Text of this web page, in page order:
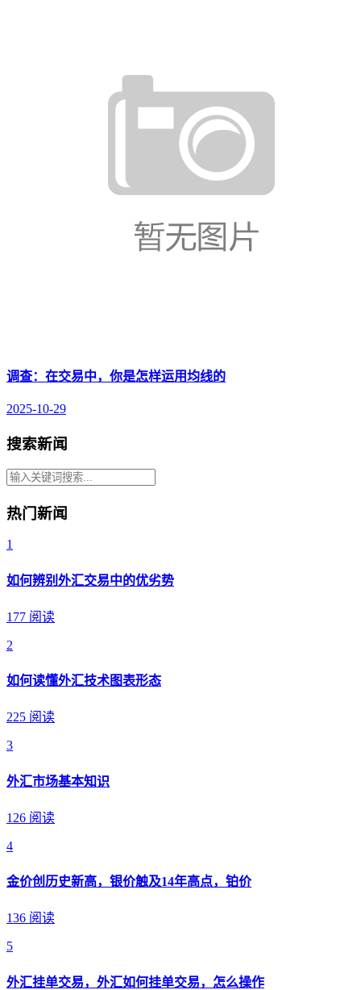
调查：在交易中，你是怎样运用均线的
2025-10-29
搜索新闻
热门新闻
1
如何辨别外汇交易中的优劣势
177 阅读
2
如何读懂外汇技术图表形态
225 阅读
3
外汇市场基本知识
126 阅读
4
金价创历史新高，银价触及14年高点，铂价
136 阅读
5
外汇挂单交易，外汇如何挂单交易，怎么操作